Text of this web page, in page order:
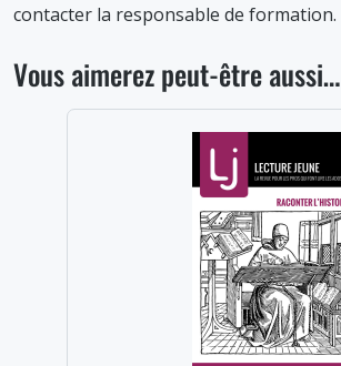
contacter la responsable de formation.
Vous aimerez peut-être aussi…